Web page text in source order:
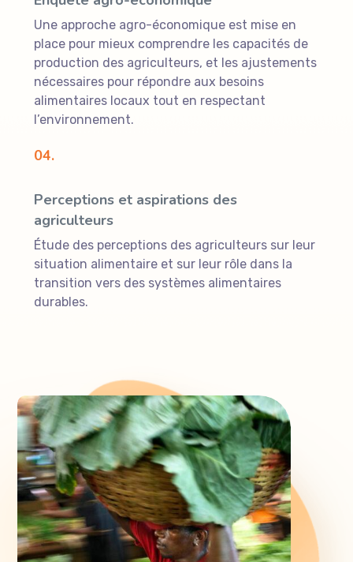
Une approche agro-économique est mise en
place pour mieux comprendre les capacités de
production des agriculteurs, et les ajustements
nécessaires pour répondre aux besoins
alimentaires locaux tout en respectant
l’environnement.
04.
Perceptions et aspirations des
agriculteurs
Étude des perceptions des agriculteurs sur leur
situation alimentaire et sur leur rôle dans la
transition vers des systèmes alimentaires
durables.